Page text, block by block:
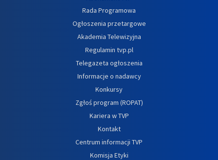
Rada Programowa
Ogłoszenia przetargowe
Akademia Telewizyjna
Regulamin tvp.pl
Telegazeta ogłoszenia
Informacje o nadawcy
Konkursy
Zgłoś program (ROPAT)
Kariera w TVP
Kontakt
Centrum informacji TVP
Komisja Etyki